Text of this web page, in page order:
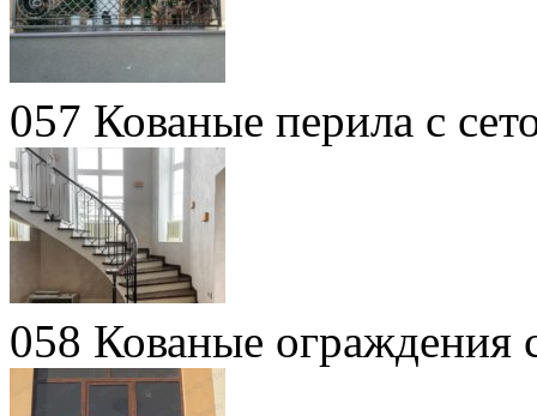
057 Кованые перила с
058 Кованые ограждения